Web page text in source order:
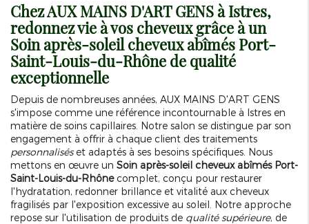
Chez AUX MAINS D'ART GENS à Istres,
redonnez vie à vos cheveux grâce à un
Soin après-soleil cheveux abîmés Port-
Saint-Louis-du-Rhône de qualité
exceptionnelle
Depuis de nombreuses années, AUX MAINS D'ART GENS
s'impose comme une référence incontournable à Istres en
matière de soins capillaires. Notre salon se distingue par son
engagement à offrir à chaque client des traitements
personnaliséset adaptés à ses besoins spécifiques. Nous
mettons en œuvre un Soin après-soleil cheveux abîmés Port-
Saint-Louis-du-Rhônecomplet, conçu pour restaurer
l'hydratation, redonner brillance et vitalité aux cheveux
fragilisés par l'exposition excessive au soleil. Notre approche
repose sur l'utilisation de produits de qualité supérieure, de